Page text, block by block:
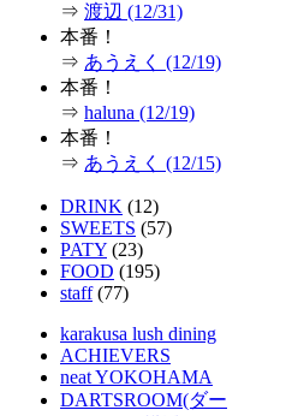
⇒ 渡辺 (12/31)
本番！
⇒ あうえく (12/19)
本番！
⇒ haluna (12/19)
本番！
⇒ あうえく (12/15)
DRINK (12)
SWEETS (57)
PATY (23)
FOOD (195)
staff(77)
karakusa lush dining
ACHIEVERS
neat YOKOHAMA
DARTSROOM(ダー